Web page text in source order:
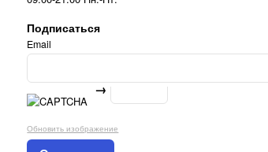
Подписаться
Email
→
Обновить изображение